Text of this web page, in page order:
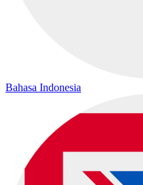
Bahasa Indonesia